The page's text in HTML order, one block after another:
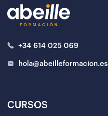
+34 614 025 069
hola@abeilleformacion.es
CURSOS